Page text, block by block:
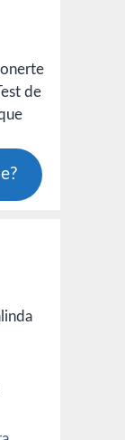
de